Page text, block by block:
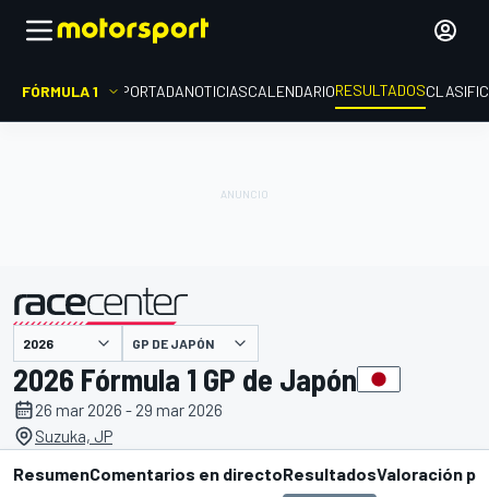
FÓRMULA 1 PORTADANOTICIASCALENDARIORESULTADOS
presentado por GP DE JAPÓN
2026 Fórmula 1 GP de Japón
26 mar 2026 - 29 mar 2026
Suzuka, JP
ResumenComentarios en directoResultadosValoración